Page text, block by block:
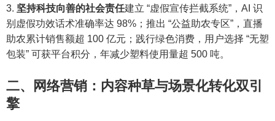
坚持科技向善的社会责任建立 “虚假宣传拦截系统”，AI 识
别虚假功效话术准确率达 98%；推出 “公益助农专区”，直播
助农累计销售额超 100 亿元；践行绿色消费，用户选择 “无塑
包装” 可获平台积分，年减少塑料使用量超 500 吨。
二、网络营销：内容种草与场景化转化双引
擎